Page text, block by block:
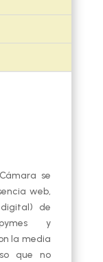
se
web,
de
y
la media
que no